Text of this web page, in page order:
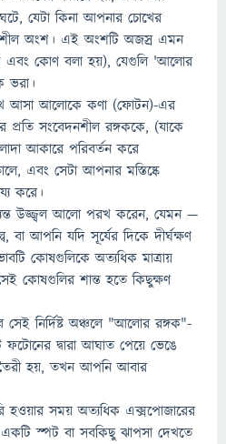
যেটা কিনা আপনার চোখের
অংশ। এই অংশটি অজস্র এমন
এবং কোণ বলা হয়), যেগুলি 'আলোর
ভরা।
আসা আলোকে কণা (ফোটন)-এর
সংবেদনশীল রঙ্গককে, (যাকে
আকারে পরিবর্তন করে
এবং সেটা আপনার মস্তিষ্কে
করে।
উজ্জ্বল আলো পরখ করেন, যেমন —
বা আপনি যদি সূর্যের দিকে দীর্ঘক্ষণ
কোষগুলিকে অত্যধিক মাত্রায়
কোষগুলির শান্ত হতে কিছুক্ষণ
সেই নির্দিষ্ট অঞ্চলে "আলোর রঙ্গক"-
ফটোনের দ্বারা আঘাত পেয়ে ভেঙে
হয়, তখন আপনি আবার
হওয়ার সময় অত্যধিক এক্সপোজারের
স্পট বা সবকিছু ঝাপসা দেখতে